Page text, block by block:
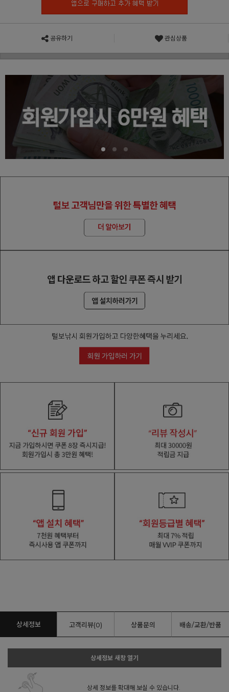
공유하기 관심상품
상세정보 고객리뷰(0) 상품문의 배송/교환/반품
상세정보 새창 열기
상세 정보를 확대해 보실 수 있습니다.